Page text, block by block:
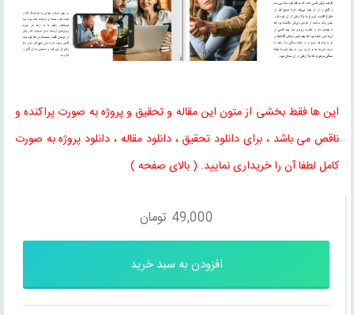
این ها فقط بخشی از متون این مقاله و تحقیق و پروژه به صورت پراکنده و
ناقص می باشد ، برای دانلود تحقیق ، دانلود مقاله ، دانلود پروژه به صورت
کامل لطفا آن را خریداری نمایید. ( بالای صفحه )
49,000 تومان
افزودن به سبد خرید